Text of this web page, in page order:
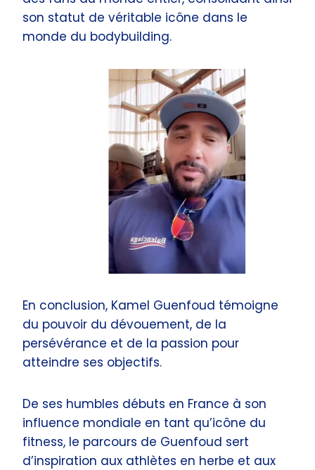
son statut de véritable icône dans le
monde du bodybuilding.
En conclusion, Kamel Guenfoud témoigne
du pouvoir du dévouement, de la
persévérance et de la passion pour
atteindre ses objectifs.
De ses humbles débuts en France à son
influence mondiale en tant qu’icône du
fitness, le parcours de Guenfoud sert
d’inspiration aux athlètes en herbe et aux